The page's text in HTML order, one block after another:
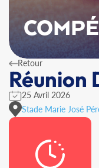
Retour
Réunion
25 Avril 2026
Stade Marie José